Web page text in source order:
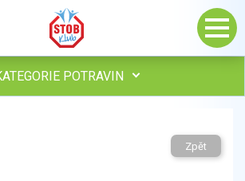
POTRAVIN
Zpět